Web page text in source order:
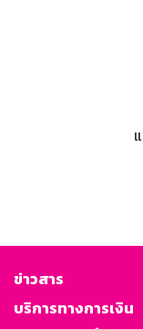
ข่าวสาร
บริการทางการเงิน